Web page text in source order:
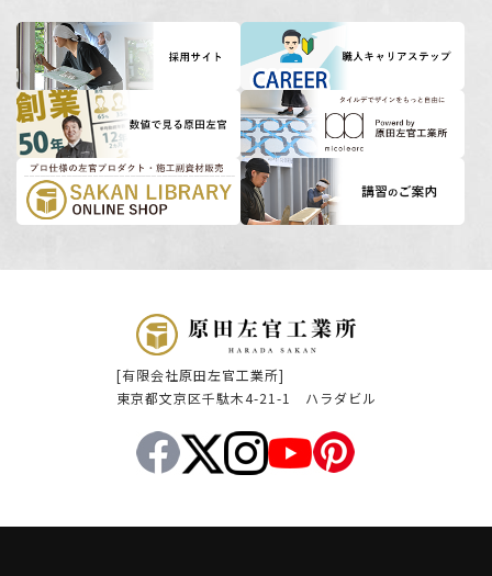
[有限会社原田左官工業所]
東京都文京区千駄木4-21-1 ハラダビル